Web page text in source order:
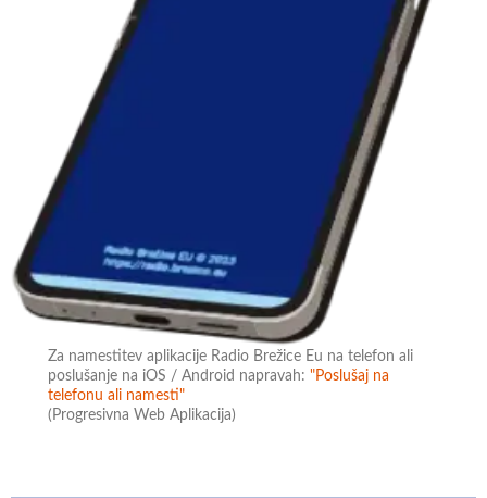
Za namestitev aplikacije Radio Brežice Eu na telefon ali
poslušanje na iOS / Android napravah:"Poslušaj na
telefonu ali namesti"
(Progresivna Web Aplikacija)